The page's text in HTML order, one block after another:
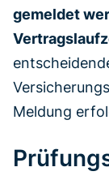
gemeldet
Meldung